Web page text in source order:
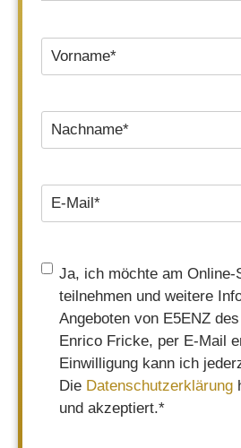
Vorname
Nachname
E-
Mail*
Einwilligung*
Ja, ich möchte am Online-
teilnehmen und weitere
Angeboten von E5ENZ
Enrico Fricke, per E-Mail
Einwilligung kann ich
Die Datenschutzerklärung
und akzeptiert.*